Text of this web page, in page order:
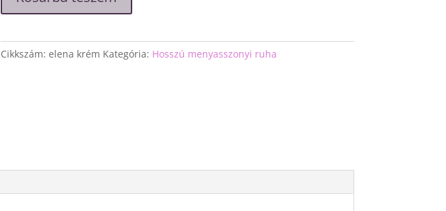
krém
csipke
mennyiség
Cikkszám: elena krém Kategória: Hosszú menyasszonyi ruha